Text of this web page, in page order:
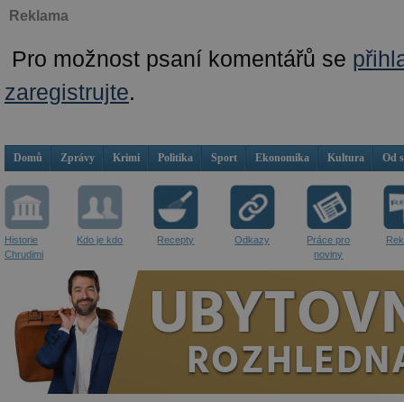
Reklama
Pro možnost psaní komentářů se
zaregistrujte.
Domů Zprávy Krimi Politika Sport Ekonomika Kultura Od
Historie
Chrudimi
Kdo je kdo Recepty Odkazy
Práce pro
noviny